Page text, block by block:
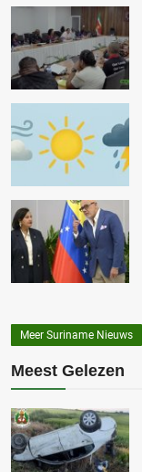
Meer Suriname Nieuws
Meest Gelezen